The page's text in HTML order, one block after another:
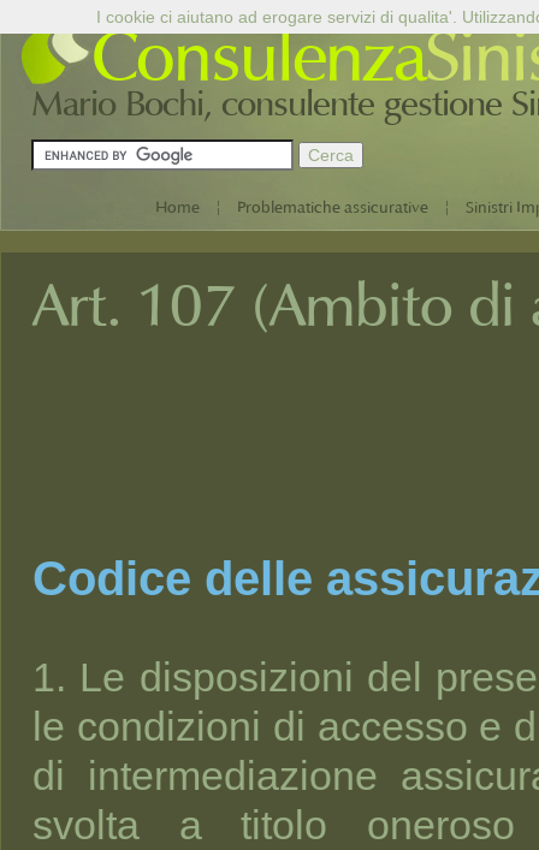
Consulenza
Mario Bochi, consulente gestione
Home | Problematiche assicurative | Sinistri
Art. 107 (Ambito di
Codice delle
1. Le disposizioni del
le condizioni di accesso e
di intermediazione
svolta a titolo
I cookie ci aiutano ad erogare servizi di qualita'.